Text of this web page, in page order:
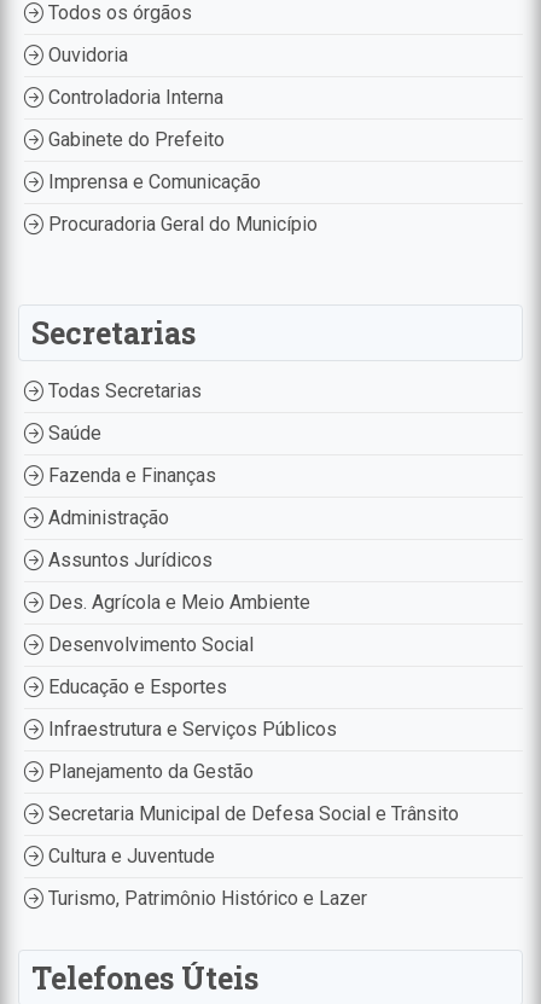
Todos os órgãos
Ouvidoria
Controladoria Interna
Gabinete do Prefeito
Imprensa e Comunicação
Procuradoria Geral do Município
Secretarias
Todas Secretarias
Saúde
Fazenda e Finanças
Administração
Assuntos Jurídicos
Des. Agrícola e Meio Ambiente
Desenvolvimento Social
Educação e Esportes
Infraestrutura e Serviços Públicos
Planejamento da Gestão
Secretaria Municipal de Defesa Social e Trânsito
Cultura e Juventude
Turismo, Patrimônio Histórico e Lazer
Telefones Úteis